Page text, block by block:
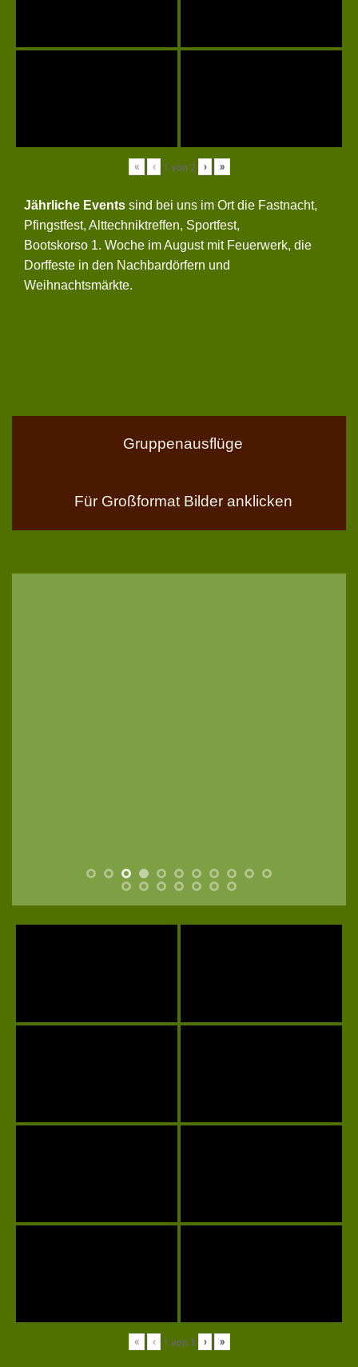
« ‹ 1 von 2 › »
Jährliche Events sind bei uns im Ort die Fastnacht,
Pfingstfest, Alttechniktreffen, Sportfest,
Bootskorso 1. Woche im August mit Feuerwerk, die
Dorffeste in den Nachbardörfern und
Weihnachtsmärkte.
Gruppenausflüge
Für Großformat Bilder anklicken
« ‹ 1 von 3 › »